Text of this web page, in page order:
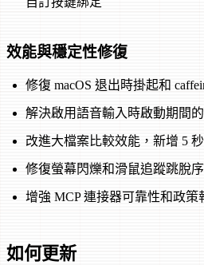
效能與穩定性修復
修復 macOS 退出時掛起和
解決啟用語音輸入時啟動期間
改進大檔案比較效能，新增 5
修復螢幕閃爍和滑鼠追蹤跳脫
增強 MCP 連接器可靠性和政策
如何更新